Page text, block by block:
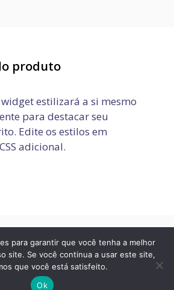
produto
estilizará a si mesmo
para destacar seu
Edite os estilos em
adicional.
Termos de Uso
Fale conosco
APRENDIZ E ESTÁGIO• Built with
GeneratePress
para garantir que você tenha a melhor
site. Se você continua a usar este site,
que você está satisfeito.
Ok